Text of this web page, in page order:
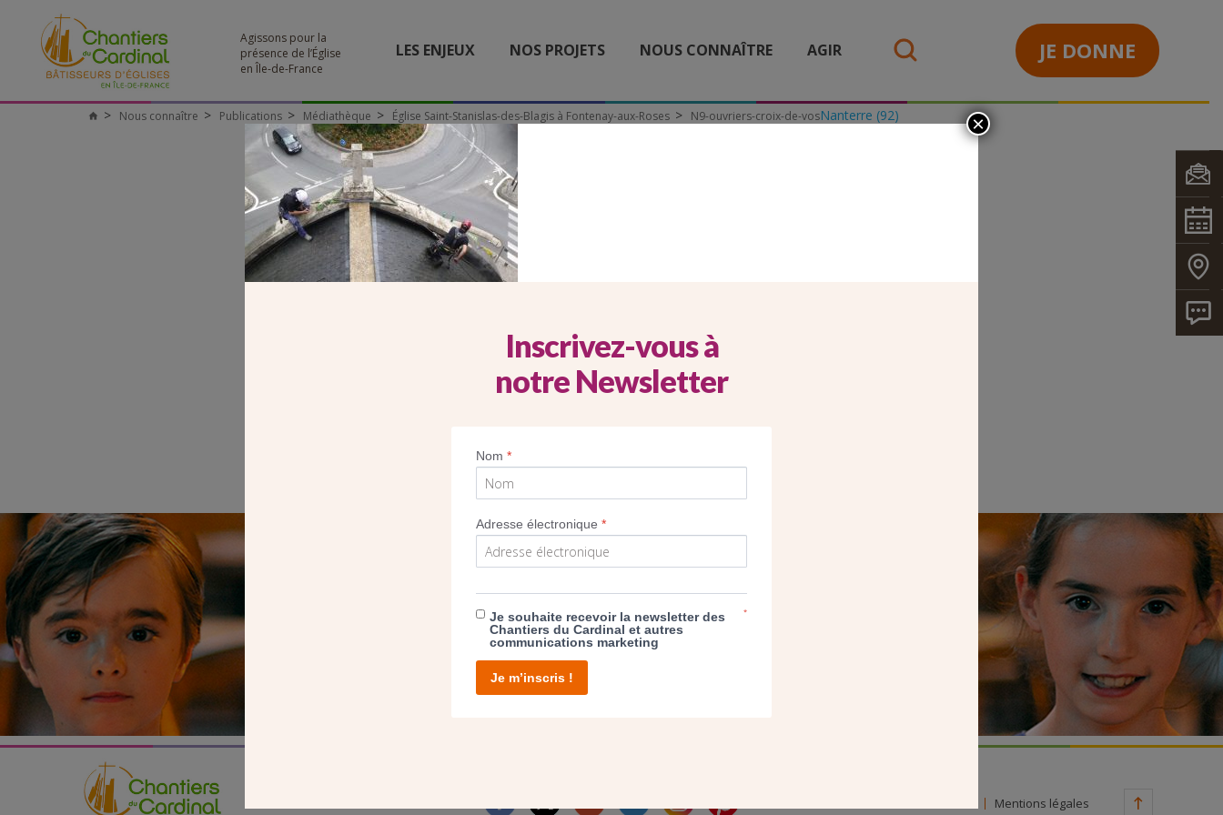
Agissons pour la
présence de l’Église
en Île-de-France
LES ENJEUX NOS PROJETS NOUS CONNAÎTRE AGIR JE DONNE
Chantiers
Nous connaître Publications Médiathèque Nanterre (92)
Église Saint-Stanislas-des-Blagis à Fontenay-aux-Roses N9-ouvriers-croix-de-vos
N9-OUVRIERS-CROIX-DE-VOS
SEUL VOTRE DON
NOUS PERMET D’AGIR
Mentions légales
Inscrivez-vous à
notre Newsletter
Nom*
Adresse électronique*
Je souhaite recevoir la newsletter des
Chantiers du Cardinal et autres
communications marketing
*
Je m’inscris !
×